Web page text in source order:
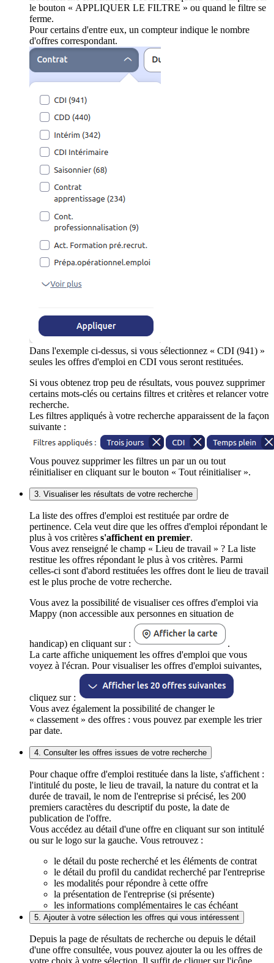
le bouton « APPLIQUER LE FILTRE » ou quand le filtre se
ferme.
Pour certains d'entre eux, un compteur indique le nombre
d'offres correspondant.
Dans l'exemple ci-dessus, si vous sélectionnez « CDI (941) »
seules les offres d'emploi en CDI vous seront restituées.
Si vous obtenez trop peu de résultats, vous pouvez supprimer
certains mots-clés ou certains filtres et critères et relancer votre
recherche.
Les filtres appliqués à votre recherche apparaissent de la façon
suivante :
Vous pouvez supprimer les filtres un par un ou tout
réinitialiser en cliquant sur le bouton « Tout réinitialiser ».
3. Visualiser les résultats de votre recherche
La liste des offres d'emploi est restituée par ordre de
pertinence. Cela veut dire que les offres d'emploi répondant le
plus à vos critères s'affichent en premier.
Vous avez renseigné le champ « Lieu de travail » ? La liste
restitue les offres répondant le plus à vos critères. Parmi
celles-ci sont d'abord restituées les offres dont le lieu de travail
est le plus proche de votre recherche.
Vous avez la possibilité de visualiser ces offres d'emploi via
Mappy (non accessible aux personnes en situation de
handicap) en cliquant sur :
.
La carte affiche uniquement les offres d'emploi que vous
voyez à l'écran. Pour visualiser les offres d'emploi suivantes,
cliquez sur :
Vous avez également la possibilité de changer le
« classement » des offres : vous pouvez par exemple les trier
par date.
4. Consulter les offres issues de votre recherche
Pour chaque offre d'emploi restituée dans la liste, s'affichent :
l'intitulé du poste, le lieu de travail, la nature du contrat et la
durée de travail, le nom de l'entreprise si précisé, les 200
premiers caractères du descriptif du poste, la date de
publication de l'offre.
Vous accédez au détail d'une offre en cliquant sur son intitulé
ou sur le logo sur la gauche. Vous retrouvez :
le détail du poste recherché et les éléments de contrat
le détail du profil du candidat recherché par l'entreprise
les modalités pour répondre à cette offre
la présentation de l'entreprise (si présente)
les informations complémentaires le cas échéant
5. Ajouter à votre sélection les offres qui vous intéressent
Depuis la page de résultats de recherche ou depuis le détail
d'une offre consultée, vous pouvez ajouter la ou les offres de
votre choix à votre sélection. Il suffit de cliquer sur l'icône